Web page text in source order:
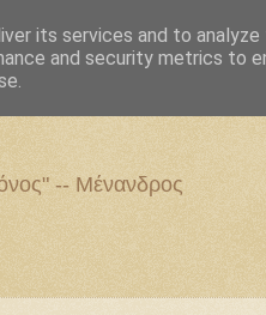
-- Μένανδρος
its services and to
and security metrics to